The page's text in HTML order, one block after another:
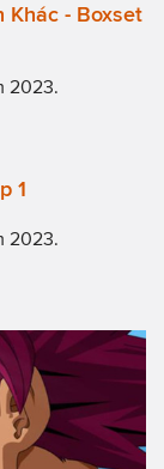
Khác - Boxset
2023.
1
2023.